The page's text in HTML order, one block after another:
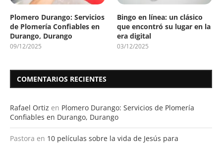
Plomero Durango: Servicios
de Plomería Confiables en
Durango, Durango
09/12/2025
Bingo en línea: un clásico
que encontró su lugar en la
era digital
03/12/2025
COMENTARIOS RECIENTES
Rafael Ortiz en Plomero Durango: Servicios de Plomería
Confiables en Durango, Durango
Pastora en 10 películas sobre la vida de Jesús para